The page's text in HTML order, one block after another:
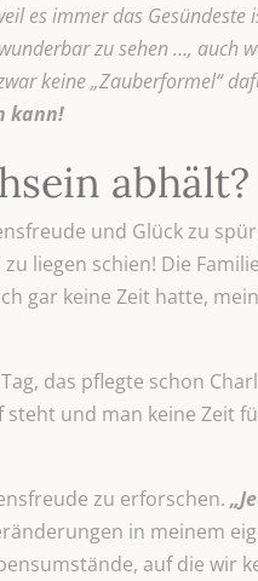
es immer das Gesündeste
zu sehen …, auch
keine „Zauberformel“
kann!
abhält?
und Glück zu
liegen schien! Die
gar keine Zeit hatte,
das pflegte schon
und man keine Zeit
zu erforschen.
in meinem
auf die wir